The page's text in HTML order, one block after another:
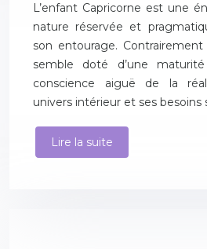
L’enfant Capricorne est une
nature réservée et
son entourage. Contrairement
semble doté d’une
conscience aiguë de la
univers intérieur et ses besoins
Lire la suite